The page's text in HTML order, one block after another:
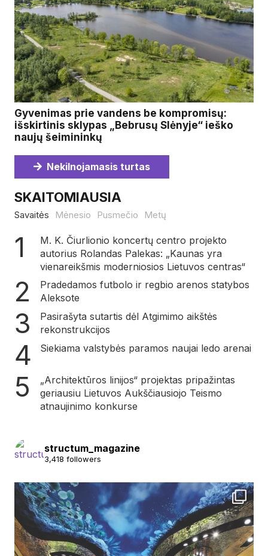
Gyvenimas prie vandens be kompromisų:
išskirtinis sklypas „Bebrusų Slėnyje“ ieško
naujų šeimininkų
Nekilnojamasis turtas
SKAITOMIAUSIA
Savaitės Mėnesio Pusmečio Metų
M. K. Čiurlionio koncertų centro projekto
autorius Rolandas Palekas: „Kaunas yra
vienareikšmis moderniosios Lietuvos centras“
Pradedamos futbolo ir regbio arenos statybos
Aleksote
Pasirašyta sutartis dėl Atgimimo aikštės
rekonstrukcijos
Siekiama valstybės paramos naujai ledo arenai
„Architektūros linijos“ projektas pripažintas
geriausiu Lietuvos Aukščiausiojo Teismo
atnaujinimo konkurse
structum_magazine
3,418 followers